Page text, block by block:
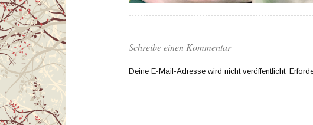
Schreibe einen Kommentar
Deine E-Mail-Adresse wird nicht veröffentlicht.